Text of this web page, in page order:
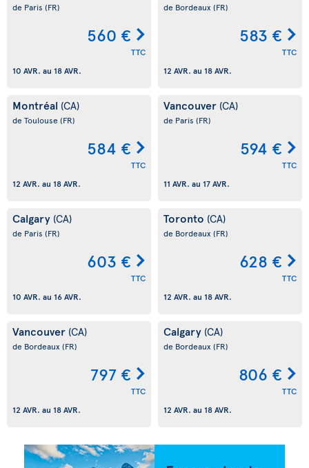
de Paris (FR)
560 €
TTC
10 AVR. au 18 AVR.
de Bordeaux (FR)
583 €
TTC
12 AVR. au 18 AVR.
Montréal (CA)
de Toulouse (FR)
584 €
TTC
12 AVR. au 18 AVR.
Vancouver (CA)
de Paris (FR)
594 €
TTC
11 AVR. au 17 AVR.
Calgary (CA)
de Paris (FR)
603 €
TTC
10 AVR. au 16 AVR.
Toronto (CA)
de Bordeaux (FR)
628 €
TTC
12 AVR. au 18 AVR.
Vancouver (CA)
de Bordeaux (FR)
797 €
TTC
12 AVR. au 18 AVR.
Calgary (CA)
de Bordeaux (FR)
806 €
TTC
12 AVR. au 18 AVR.